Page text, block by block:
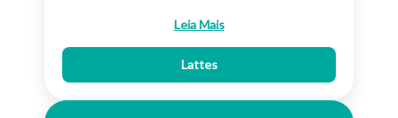
Accident Analysis and Prevention, concluiu Pós-
Doutorado na University of Central Florida (2020-
2021) e, desde 2015 é Coordenador de Projeto
Leia Mais
Lattes